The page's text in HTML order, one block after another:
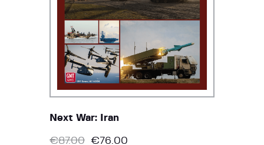
Next War: Iran
€87.00 €76.00